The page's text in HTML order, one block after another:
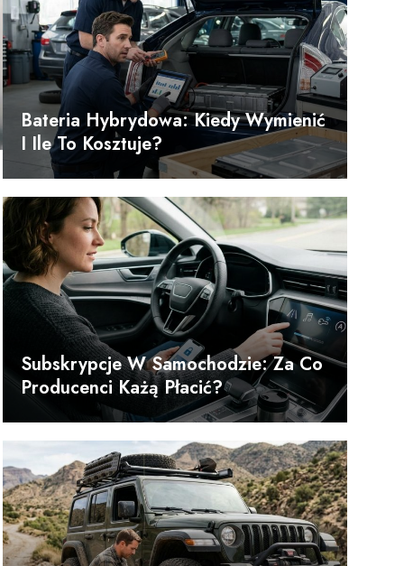
Bateria Hybrydowa: Kiedy Wymienić
I Ile To Kosztuje?
Subskrypcje W Samochodzie: Za Co
Producenci Każą Płacić?